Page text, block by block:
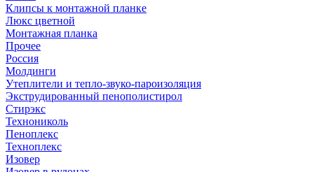
Клипсы к монтажной планке
Люкс цветной
Монтажная планка
Прочее
Россия
Молдинги
Утеплители и тепло-звуко-пароизоляция
Экструдированный пенополистирол
Стирэкс
Технониколь
Пеноплекс
Техноплекс
Изовер